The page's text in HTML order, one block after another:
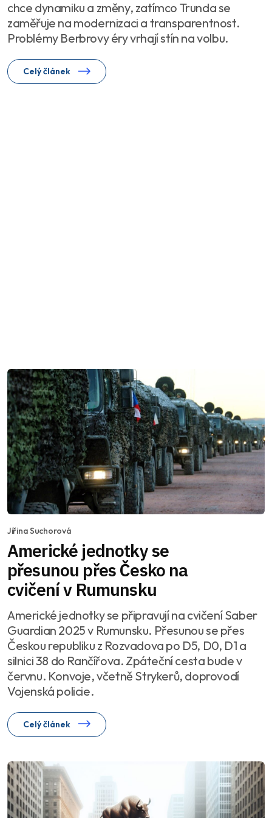
chce dynamiku a změny, zatímco Trunda se
zaměřuje na modernizaci a transparentnost.
Problémy Berbrovy éry vrhají stín na volbu.
Celý článek
Jiřina Suchorová
Americké jednotky se
přesunou přes Česko na
cvičení v Rumunsku
Americké jednotky se připravují na cvičení Saber
Guardian 2025 v Rumunsku. Přesunou se přes
Českou republiku z Rozvadova po D5, D0, D1 a
silnici 38 do Rančířova. Zpáteční cesta bude v
červnu. Konvoje, včetně Strykerů, doprovodí
Vojenská policie.
Celý článek